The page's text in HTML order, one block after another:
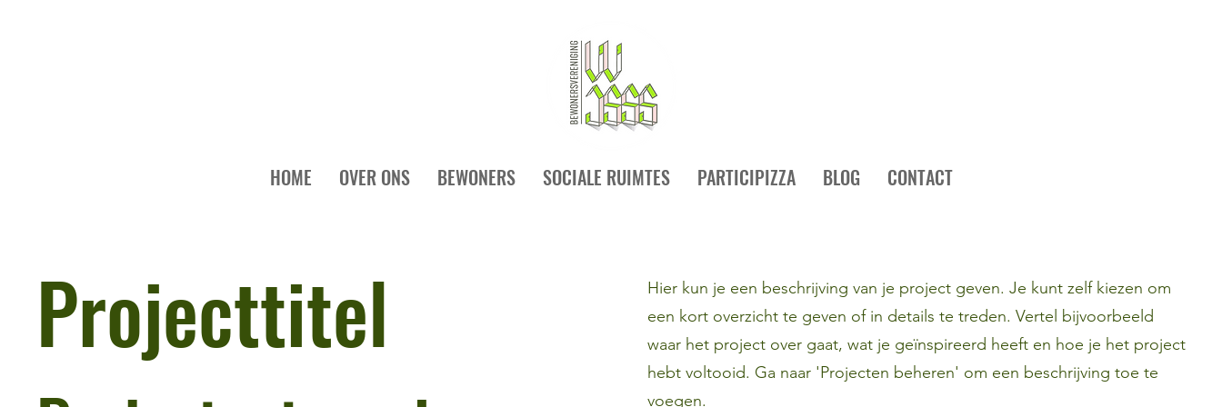
HOME OVER ONS BEWONERS SOCIALE RUIMTES PARTICIPIZZA BLOG CONTACT
Projecttitel
Hier kun je een beschrijving van je project geven. Je kunt zelf kiezen om
een kort overzicht te geven of in details te treden. Vertel bijvoorbeeld
waar het project over gaat, wat je geïnspireerd heeft en hoe je het project
hebt voltooid. Ga naar 'Projecten beheren' om een beschrijving toe te
voegen.